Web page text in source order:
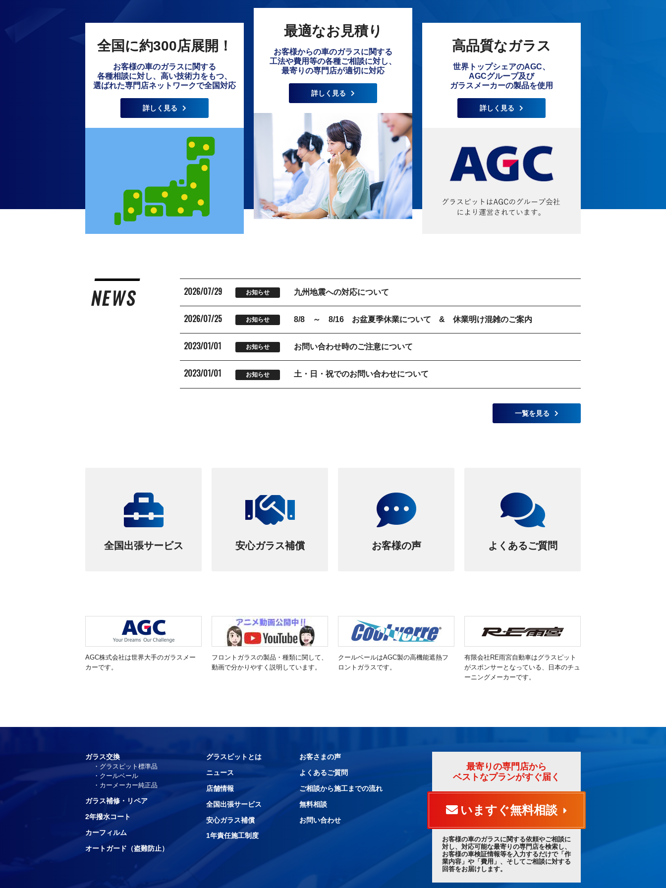
全国に約300店展開！
お客様の車のガラスに関する
各種相談に対し、高い技術力をもつ、
選ばれた専門店ネットワークで全国対応
詳しく見る
最適なお見積り
お客様からの車のガラスに関する
工法や費用等の各種ご相談に対し、
最寄りの専門店が適切に対応
詳しく見る
高品質なガラス
世界トップシェアのAGC、
AGCグループ及び
ガラスメーカーの製品を使用
詳しく見る
NEWS 2026/07/29 お知らせ 九州地震への対応について
2026/07/25 お知らせ 8/8 ～ 8/16 お盆夏季休業について & 休業明け混雑のご案内
2023/01/01 お知らせ お問い合わせ時のご注意について
2023/01/01 お知らせ 土・日・祝でのお問い合わせについて
一覧を見る
全国出張サービス 安心ガラス補償 お客様の声 よくあるご質問
AGC株式会社は世界大手のガラスメー
カーです。
フロントガラスの製品・種類に関して、
動画で分かりやすく説明しています。
クールベールはAGC製の高機能遮熱フ
ロントガラスです。
有限会社RE雨宮自動車はグラスピット
がスポンサーとなっている、日本のチュ
ーニングメーカーです。
ガラス交換
グラスピット標準品
クールベール
カーメーカー純正品
ガラス補修・リペア
2年撥水コート
カーフィルム
オートガード（盗難防止）
グラスピットとは
ニュース
店舗情報
全国出張サービス
安心ガラス補償
1年責任施工制度
お客さまの声
よくあるご質問
ご相談から施工までの流れ
無料相談
お問い合わせ
最寄りの専門店から
ベストなプランがすぐ届く
いますぐ無料相談
お客様の車のガラスに関する依頼やご相談に
対し、対応可能な最寄りの専門店を検索し、
お客様の車検証情報等を入力するだけで「作
業内容」や「費用」、そしてご相談に対する
回答をお届けします。